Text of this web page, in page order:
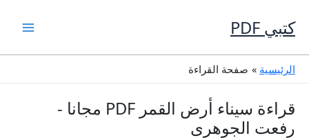
إلى
المحتوى
كتبي PDF
الرئيسية صفحة القراءة
قراءة سيناء أرض القمر PDF مجانا -
رفعت الجوهرى